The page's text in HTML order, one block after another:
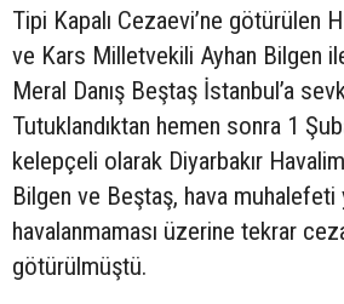
Tipi Kapalı Cezaevi’ne götürülen
ve Kars Milletvekili Ayhan Bilgen
Meral Danış Beştaş İstanbul’a
Tutuklandıktan hemen sonra 1
kelepçeli olarak Diyarbakır
Bilgen ve Beştaş, hava muhalefeti
havalanmaması üzerine tekrar
götürülmüştü.